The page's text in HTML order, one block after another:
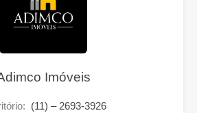
Imóveis
(11) – 2693-3926